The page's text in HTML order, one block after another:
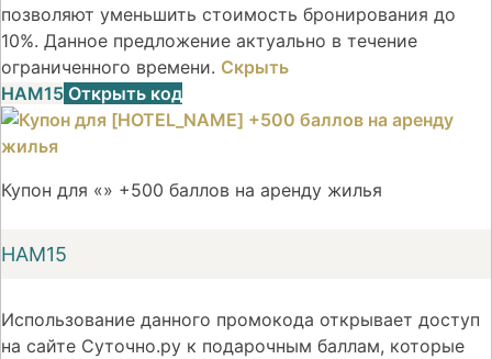
позволяют уменьшить стоимость бронирования до
10%. Данное предложение актуально в течение
ограниченного времени. Скрыть
НАМ15 Открыть код
Купон для «» +500 баллов на аренду жилья
НАМ15
Использование данного промокода открывает доступ
на сайте Суточно.ру к подарочным баллам, которые